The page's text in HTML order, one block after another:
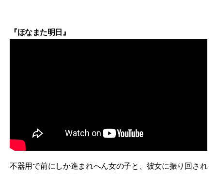
『ほなまた明日』
不器用で前にしか進まれへん女の子と、彼女に振り回され